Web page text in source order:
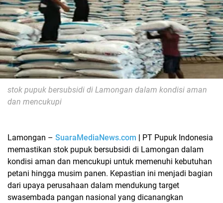
stok pupuk bersubsidi di Lamongan dalam kondisi aman
dan mencukupi
Lamongan – SuaraMediaNews.com | PT Pupuk Indonesia
memastikan stok pupuk bersubsidi di Lamongan dalam
kondisi aman dan mencukupi untuk memenuhi kebutuhan
petani hingga musim panen. Kepastian ini menjadi bagian
dari upaya perusahaan dalam mendukung target
swasembada pangan nasional yang dicanangkan